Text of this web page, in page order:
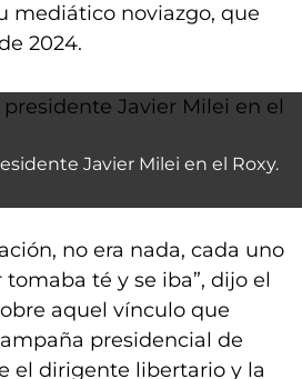
mediático noviazgo, que
2024.
Javier Milei en el Roxy.
no era nada, cada uno
té y se iba”, dijo el
aquel vínculo que
presidencial de
el dirigente libertario y la